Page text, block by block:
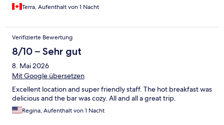
Terra, Aufenthalt von 1 Nacht
Verifizierte Bewertung
8/10 – Sehr gut
8. Mai 2026
Mit Google übersetzen
Excellent location and super friendly staff. The hot breakfast was
delicious and the bar was cozy. All and all a great trip.
Regina, Aufenthalt von 1 Nacht